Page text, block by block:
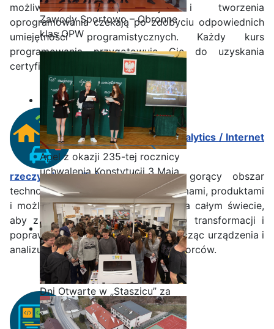
Zawody Sportowo – Obronne
klas OPW
Apel z okazji 235-tej rocznicy
uchwalenia Konstytucji 3 Maja
Dni Otwarte w „Staszicu” za
nami
możliwości konceptualizacji i tworzenia
oprogramowania czekają po zdobyciu odpowiednich
umiejętności programistycznych. Każdy kurs
programowania przygotowuje Cię do uzyskania
certyfikatu uznanego w branży.
Internet of Things & Analytics / Internet
rzeczy i analityka- Niezwykle gorący obszar
technologii w tej chwili, z nowymi firmami, produktami
i możliwościami pojawiającymi się na całym świecie,
aby z niego skorzystać. Dołącz do transformacji i
popraw wyniki w dowolnej branży, łącząc urządzenia i
analizując dane w celu znalezienia wzorców.
Infrastructure